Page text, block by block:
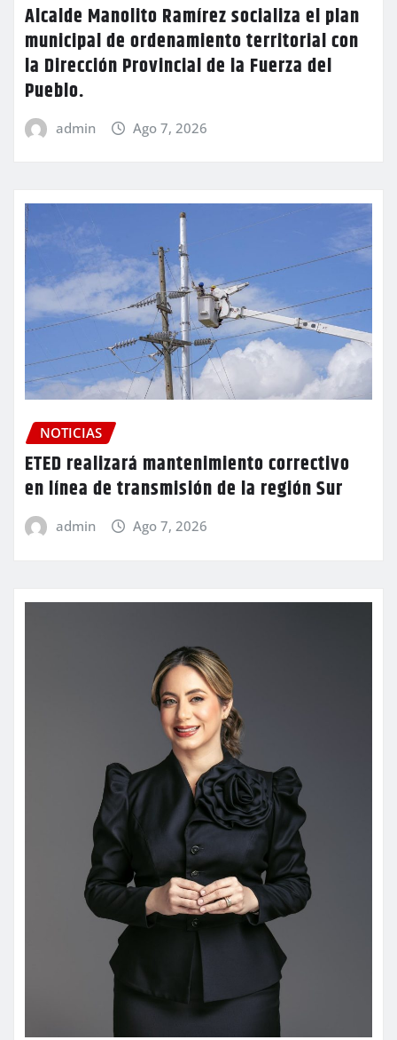
Alcalde Manolito Ramírez socializa el plan
municipal de ordenamiento territorial con
la Dirección Provincial de la Fuerza del
Pueblo.
admin Ago 7, 2026
NOTICIAS
ETED realizará mantenimiento correctivo
en línea de transmisión de la región Sur
admin Ago 7, 2026